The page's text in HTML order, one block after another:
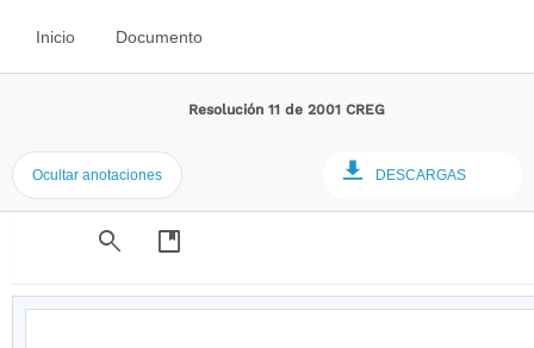
Inicio Documento
Resolución 11 de 2001 CREG
Ocultar anotaciones DESCARGAS
search developer_guide